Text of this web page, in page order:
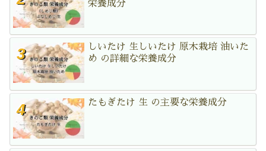
栄養成分
しいたけ 生しいたけ 原木栽培 油いた
め の詳細な栄養成分
たもぎたけ 生 の主要な栄養成分